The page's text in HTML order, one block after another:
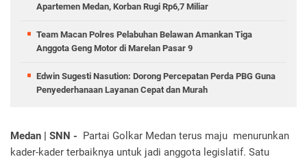
Apartemen Medan, Korban Rugi Rp6,7 Miliar
Team Macan Polres Pelabuhan Belawan Amankan Tiga
Anggota Geng Motor di Marelan Pasar 9
Edwin Sugesti Nasution: Dorong Percepatan Perda PBG Guna
Penyederhanaan Layanan Cepat dan Murah
Medan | SNN - Partai Golkar Medan terus maju menurunkan
kader-kader terbaiknya untuk jadi anggota legislatif. Satu